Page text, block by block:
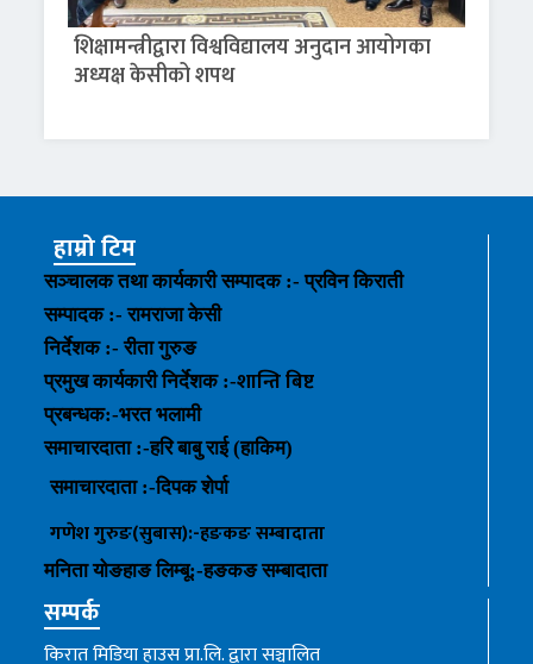
शिक्षामन्त्रीद्वारा विश्वविद्यालय अनुदान आयोगका
अध्यक्ष केसीको शपथ
हाम्रो टिम
सञ्चालक तथा कार्यकारी सम्पादक :- प्रविन किराती
सम्पादक :- रामराजा केसी
निर्देशक :- रीता गुरुङ
प्रमुख कार्यकारी निर्देशक :-शान्ति बिष्ट
प्रबन्धक:-भरत भलामी
समाचारदाता :-हरि बाबु राई (हाकिम)
समाचारदाता :-दिपक शेर्पा
गणेश गुरुङ(सुबास):-हङकङसम्बादाता
मनिता योङहाङलिम्बू:-हङकङ सम्बादाता
सम्पर्क
किरात मिडिया हाउस प्रा.लि. द्वारा सञ्चालित